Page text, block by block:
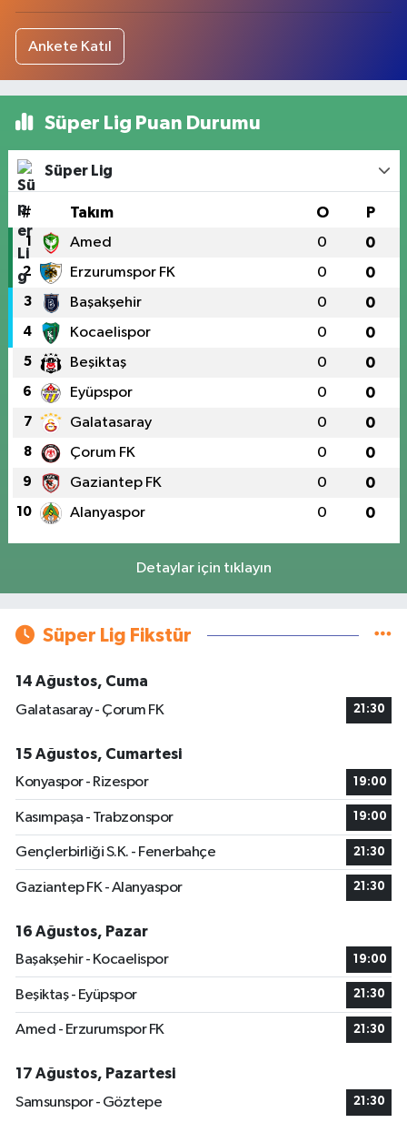
Ankete Katıl
Süper Lig Puan Durumu
Süper Lig
# Takım O P
1 Amed 0 0
2 Erzurumspor FK 0 0
3 Başakşehir 0 0
4 Kocaelispor 0 0
5 Beşiktaş 0 0
6 Eyüpspor 0 0
7 Galatasaray 0 0
8 Çorum FK 0 0
9 Gaziantep FK 0 0
10 Alanyaspor 0 0
Detaylar için tıklayın
Süper Lig Fikstür
14 Ağustos, Cuma
Galatasaray - Çorum FK
21:30
15 Ağustos, Cumartesi
Konyaspor - Rizespor
19:00
Kasımpaşa - Trabzonspor 19:00
Gençlerbirliği S.K. - Fenerbahçe 21:30
Gaziantep FK - Alanyaspor 21:30
16 Ağustos, Pazar
Başakşehir - Kocaelispor
19:00
Beşiktaş - Eyüpspor 21:30
Amed - Erzurumspor FK 21:30
17 Ağustos, Pazartesi
Samsunspor - Göztepe
21:30